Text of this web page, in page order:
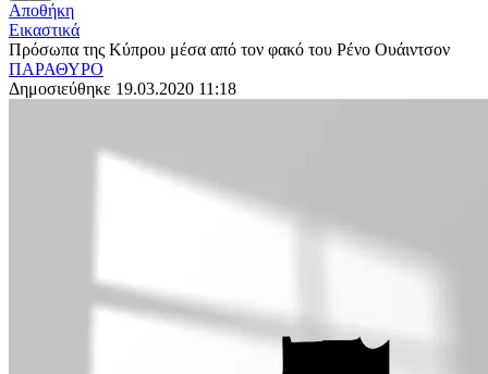
Αποθήκη
Εικαστικά
Πρόσωπα της Κύπρου μέσα από τον φακό του Ρένο Ουάιντσον
ΠΑΡΑΘΥΡΟ
Δημοσιεύθηκε 19.03.2020 11:18